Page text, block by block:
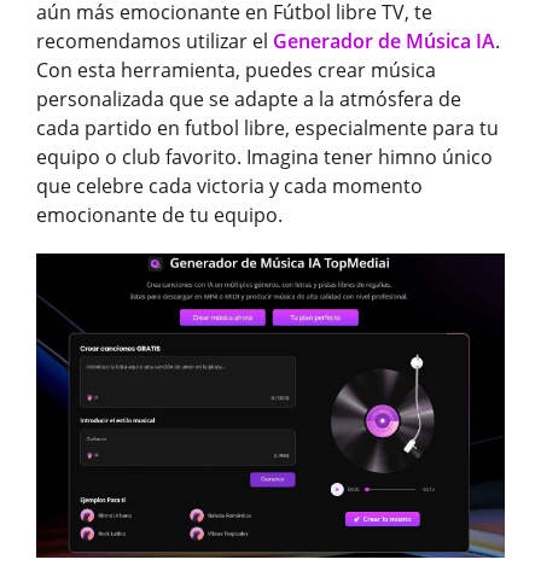
aún más emocionante en Fútbol libre TV, te
recomendamos utilizar el Generador de Música IA.
Con esta herramienta, puedes crear música
personalizada que se adapte a la atmósfera de
cada partido en futbol libre, especialmente para tu
equipo o club favorito. Imagina tener himno único
que celebre cada victoria y cada momento
emocionante de tu equipo.